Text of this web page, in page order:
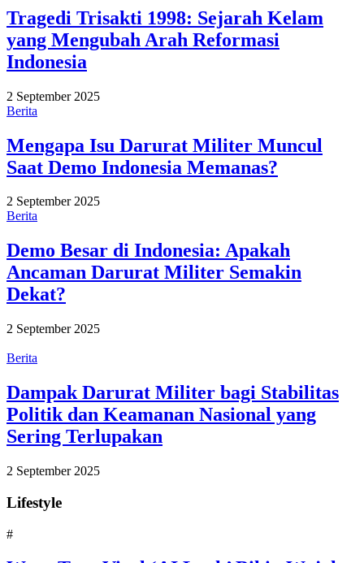
Tragedi Trisakti 1998: Sejarah Kelam
yang Mengubah Arah Reformasi
Indonesia
2 September 2025
Berita
Mengapa Isu Darurat Militer Muncul
Saat Demo Indonesia Memanas?
2 September 2025
Berita
Demo Besar di Indonesia: Apakah
Ancaman Darurat Militer Semakin
Dekat?
2 September 2025
Berita
Dampak Darurat Militer bagi Stabilitas
Politik dan Keamanan Nasional yang
Sering Terlupakan
2 September 2025
Lifestyle
#